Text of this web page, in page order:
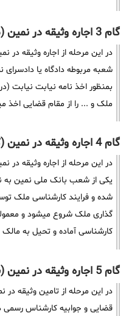
گام 3 اجاره وثیقه در نمین (مراجعه به شعبه)
در این مرحله از اجاره وثیقه در
شعبه مربوطه دادگاه یا دادسرای
بمنظور اخذ نامه نیابت نیابت
ملک و ... را از مقام قضایی اخذ
گام 4 اجاره وثیقه در نمین (کارشناسی ملک)
در این مرحله از اجاره وثیقه
یکی از شعب بانک ملی نمین به
شده و فرایند کارشناسی ملک
کارشناسی آماده و تحیل به
گام 5 اجاره وثیقه در نمین (بازداشت سند)
در این مرحله از تامین وثیقه
قضایی و جوابیه کارشناس رسمی